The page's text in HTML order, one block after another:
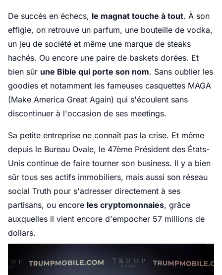
De succès en échecs, le magnat touche à tout. À son
effigie, on retrouve un parfum, une bouteille de vodka,
un jeu de société et même une marque de steaks
hachés. Ou encore une paire de baskets dorées. Et
bien sûr une Bible qui porte son nom. Sans oublier les
goodies et notamment les fameuses casquettes MAGA
(Make America Great Again) qui s'écoulent sans
discontinuer à l'occasion de ses meetings.
Sa petite entreprise ne connaît pas la crise. Et même
depuis le Bureau Ovale, le 47ème Président des États-
Unis continue de faire tourner son business. Il y a bien
sûr tous ses actifs immobiliers, mais aussi son réseau
social Truth pour s'adresser directement à ses
partisans, ou encore les cryptomonnaies, grâce
auxquelles il vient encore d'empocher 57 millions de
dollars.